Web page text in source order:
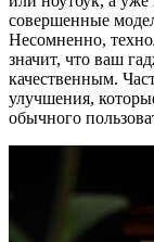
совершенные
Несомненно,
значит, что ваш
качественным.
улучшения,
обычного